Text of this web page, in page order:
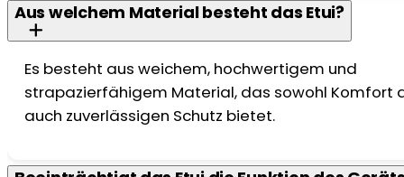
Aus welchem Material besteht das Etui?
Es besteht aus weichem, hochwertigem und
strapazierfähigem Material, das sowohl Komfort
auch zuverlässigen Schutz bietet.